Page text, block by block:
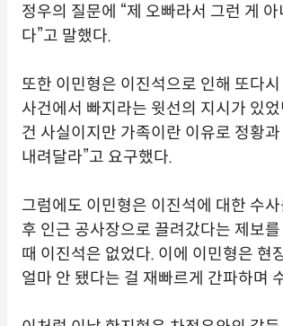
정우의 질문에 “제 오빠라서 그런 게
다”고 말했다.
또한 이민형은 이진석으로 인해 또다
사건에서 빠지라는 윗선의 지시가 있
건 사실이지만 가족이란 이유로 정황
내려달라”고 요구했다.
그럼에도 이민형은 이진석에 대한 수
후 인근 공사장으로 끌려갔다는 제보
때 이진석은 없었다. 이에 이민형은 현
얼마 안 됐다는 걸 재빠르게 간파하며